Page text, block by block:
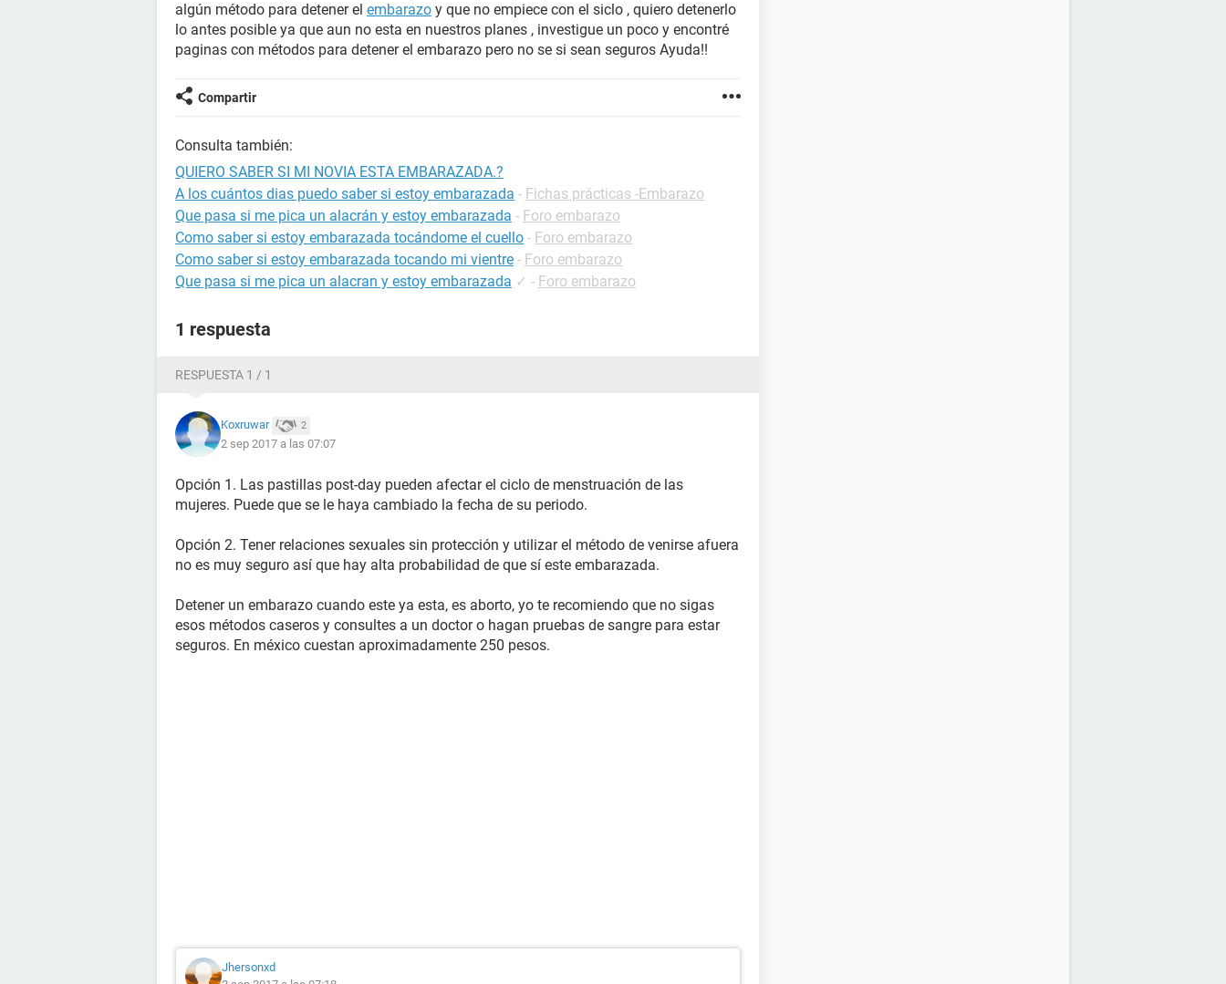
algún método para detener el embarazo y que no empiece con el siclo , quiero detenerlo
lo antes posible ya que aun no esta en nuestros planes , investigue un poco y encontré
paginas con métodos para detener el embarazo pero no se si sean seguros Ayuda!!
Compartir
Consulta también:
QUIERO SABER SI MI NOVIA ESTA EMBARAZADA.?
A los cuántos dias puedo saber si estoy embarazada - Fichas prácticas -Embarazo
Que pasa si me pica un alacrán y estoy embarazada - Foro embarazo
Como saber si estoy embarazada tocándome el cuello - Foro embarazo
Como saber si estoy embarazada tocando mi vientre - Foro embarazo
Que pasa si me pica un alacran y estoy embarazada ✓ - Foro embarazo
1 respuesta
RESPUESTA 1 / 1
Koxruwar 2
2 sep 2017 a las 07:07
Opción 1. Las pastillas post-day pueden afectar el ciclo de menstruación de las
mujeres. Puede que se le haya cambiado la fecha de su periodo.
Opción 2. Tener relaciones sexuales sin protección y utilizar el método de venirse afuera
no es muy seguro así que hay alta probabilidad de que sí este embarazada.
Detener un embarazo cuando este ya esta, es aborto, yo te recomiendo que no sigas
esos métodos caseros y consultes a un doctor o hagan pruebas de sangre para estar
seguros. En méxico cuestan aproximadamente 250 pesos.
Jhersonxd